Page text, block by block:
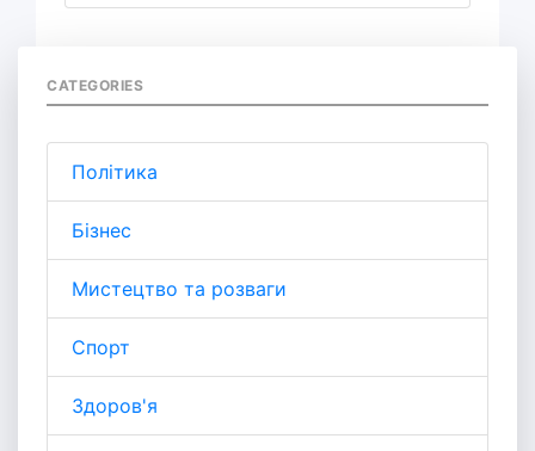
CATEGORIES
Політика
Бізнес
Мистецтво та розваги
Спорт
Здоров'я